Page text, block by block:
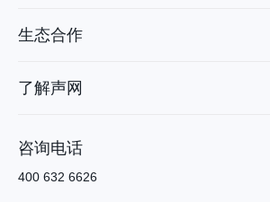
生态合作
了解声网
咨询电话
400 632 6626